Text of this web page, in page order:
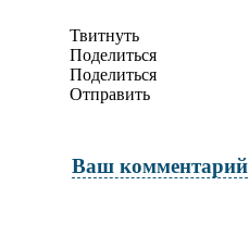
Твитнуть
Поделиться
Поделиться
Отправить
Ваш комментарий